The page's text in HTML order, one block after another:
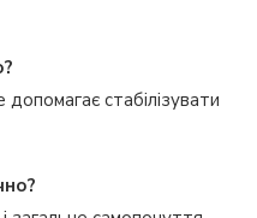
стабілізувати